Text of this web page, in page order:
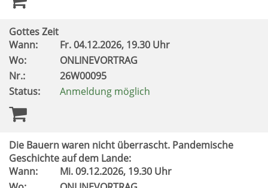
Gottes Zeit
Wann:
Fr.04.12.2026, 19.30 Uhr
Wo:
ONLINEVORTRAG
Nr.:
26W00095
Status:
Anmeldung möglich
Die Bauern waren nicht überrascht. Pandemische
Geschichte auf dem Lande:
Wann:
Mi.09.12.2026, 19.30 Uhr